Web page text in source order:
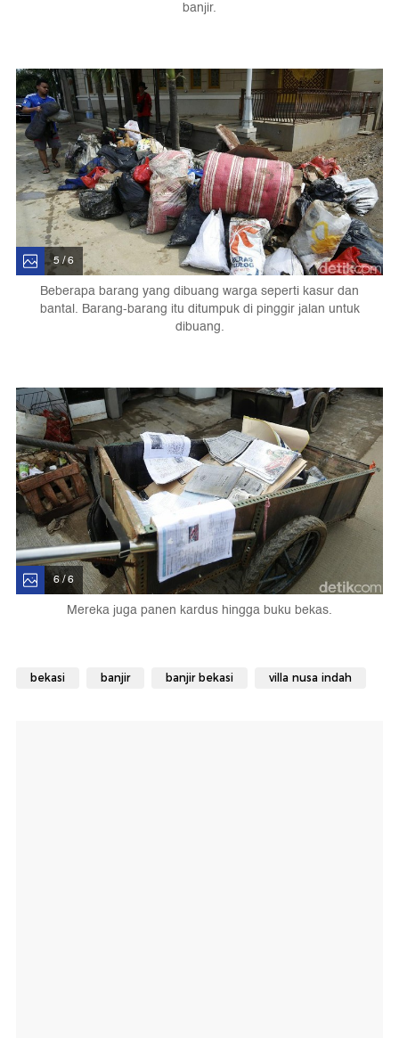
banjir.
5 / 6
Beberapa barang yang dibuang warga seperti kasur dan
bantal. Barang-barang itu ditumpuk di pinggir jalan untuk
dibuang.
6 / 6
Mereka juga panen kardus hingga buku bekas.
bekasi banjir banjir bekasi villa nusa indah